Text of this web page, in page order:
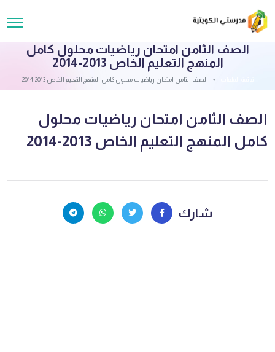
الصف الثامن امتحان رياضيات محلول كامل
المنهج التعليم الخاص 2013-2014
الصف الثامن امتحان رياضيات محلول كامل المنهج التعليم الخاص 2013-2014
الصف الثامن امتحان رياضيات محلول
كامل المنهج التعليم الخاص 2013-2014
شارك